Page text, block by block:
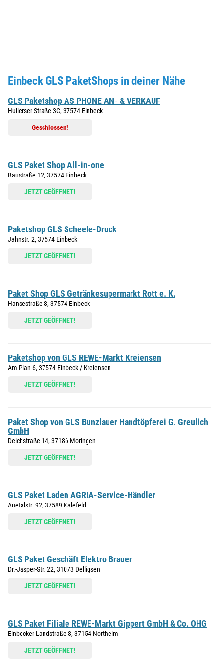
Einbeck GLS PaketShops in deiner Nähe
GLS Paketshop AS PHONE AN- & VERKAUF
Hullerser Straße 3C, 37574 Einbeck
Geschlossen!
GLS Paket Shop All-in-one
Baustraße 12, 37574 Einbeck
JETZT GEÖFFNET!
Paketshop GLS Scheele-Druck
Jahnstr. 2, 37574 Einbeck
JETZT GEÖFFNET!
Paket Shop GLS Getränkesupermarkt Rott e. K.
Hansestraße 8, 37574 Einbeck
JETZT GEÖFFNET!
Paketshop von GLS REWE-Markt Kreiensen
Am Plan 6, 37574 Einbeck / Kreiensen
JETZT GEÖFFNET!
Paket Shop von GLS Bunzlauer Handtöpferei G. Greulich
GmbH
Deichstraße 14, 37186 Moringen
JETZT GEÖFFNET!
GLS Paket Laden AGRIA-Service-Händler
Auetalstr. 92, 37589 Kalefeld
JETZT GEÖFFNET!
GLS Paket Geschäft Elektro Brauer
Dr.-Jasper-Str. 22, 31073 Delligsen
JETZT GEÖFFNET!
GLS Paket Filiale REWE-Markt Gippert GmbH & Co. OHG
Einbecker Landstraße 8, 37154 Northeim
JETZT GEÖFFNET!